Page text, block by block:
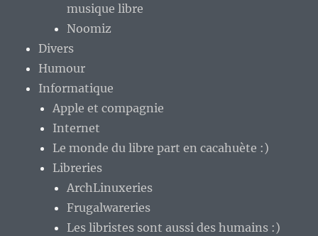
musique libre
Noomiz
Divers
Humour
Informatique
Apple et compagnie
Internet
Le monde du libre part en cacahuète :)
Libreries
ArchLinuxeries
Frugalwareries
Les libristes sont aussi des humains :)